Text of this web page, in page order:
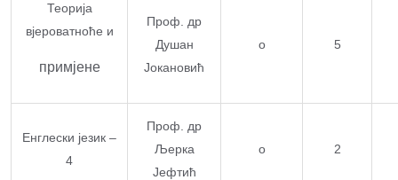
Теорија
вјероватноће и
примјене
Проф. др
Душан
Јокановић
о 5
Енглески језик –
4
Проф. др
Љерка
Јефтић
о 2